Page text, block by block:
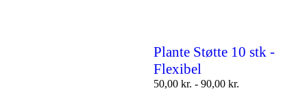
Plante Støtte 10 stk -
Flexibel
50,00 kr. - 90,00 kr.